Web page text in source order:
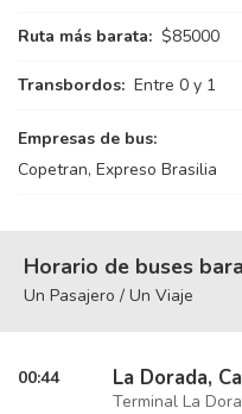
Ruta más barata: $85000
Transbordos: Entre 0 y 1
Empresas de bus:
Copetran, Expreso Brasilia
Horario de buses
Un Pasajero / Un Viaje
00:44 La Dorada,
Terminal La